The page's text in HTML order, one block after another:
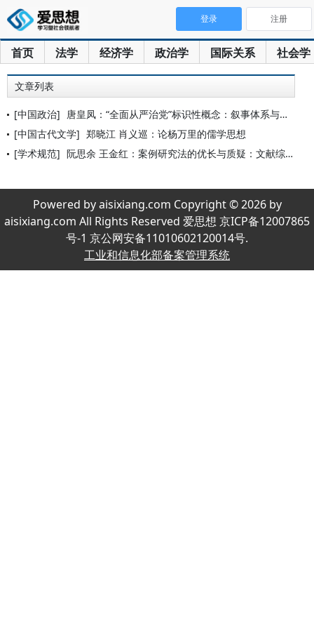
首页 法学 经济学 政治学 国际关系 社会学
登录 注册
文章列表
[中国政治] 唐皇凤：“全面从严治党”标识性概念：叙事体系与理论贡献
[中国古代文学] 郑晓江 肖义巡：论杨万里的儒学思想
[学术规范] 阮思余 王金红：案例研究法的优长与质疑：文献综述
Powered by aisixiang.com Copyright © 2026 by
aisixiang.com All Rights Reserved 爱思想 京ICP备12007865
号-1 京公网安备11010602120014号.
工业和信息化部备案管理系统